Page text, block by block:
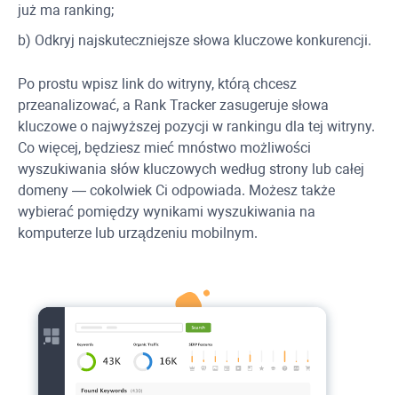
już ma ranking;
b) Odkryj najskuteczniejsze słowa kluczowe konkurencji.
Po prostu wpisz link do witryny, którą chcesz
przeanalizować, a Rank Trackerzasugeruje słowa
kluczowe o najwyższej pozycji w rankingu dla tej witryny.
Co więcej, będziesz mieć mnóstwo możliwości
wyszukiwania słów kluczowych według strony lub całej
domeny — cokolwiek Ci odpowiada. Możesz także
wybierać pomiędzy wynikami wyszukiwania na
komputerze lub urządzeniu mobilnym.